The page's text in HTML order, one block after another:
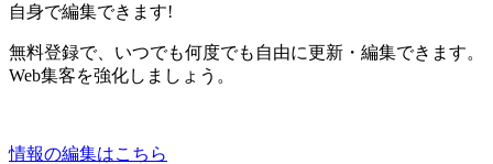
自身で編集できます!
無料登録で、いつでも何度でも自由に更新・編集できます。
Web集客を強化しましょう。
情報の編集はこちら